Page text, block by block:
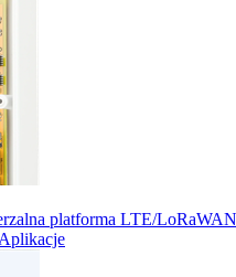
platforma LTE/
Aplikacje